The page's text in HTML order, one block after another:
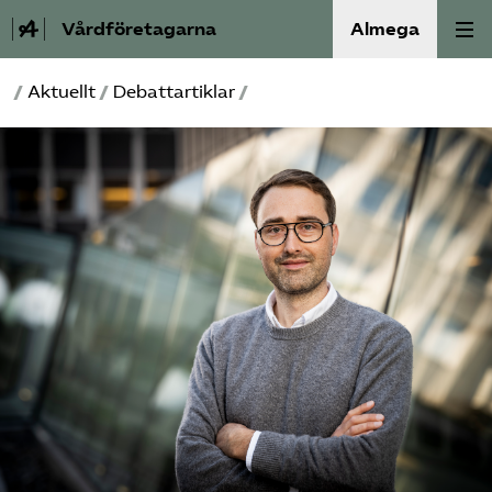
Vårdföretagarna Almega
Välfärdskriminalitet
Medlemskap
Aktiviteter
Våra frågor
Kontakt
/ Aktuellt / Debattartiklar /